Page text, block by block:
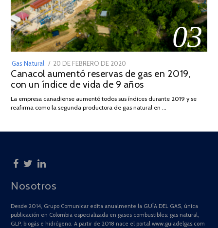
03
Gas Natural
POSTED
ON
20 DE FEBRERO DE 2020
DE
JULIO
2025
Canacol aumentó reservas de gas en 2019,
con un índice de vida de 9 años
La empresa canadiense aumentó todos sus índices durante 2019 y se
reafirma como la segunda productora de gas natural en …
Nosotros
Desde 2014, Grupo Comunicar edita anualmente la GUÍA DEL GAS, única
publicación en Colombia especializada en gases combustibles: gas natural,
GLP, biogás e hidrógeno. A partir de 2018 nace el portal www.guiadelgas.com